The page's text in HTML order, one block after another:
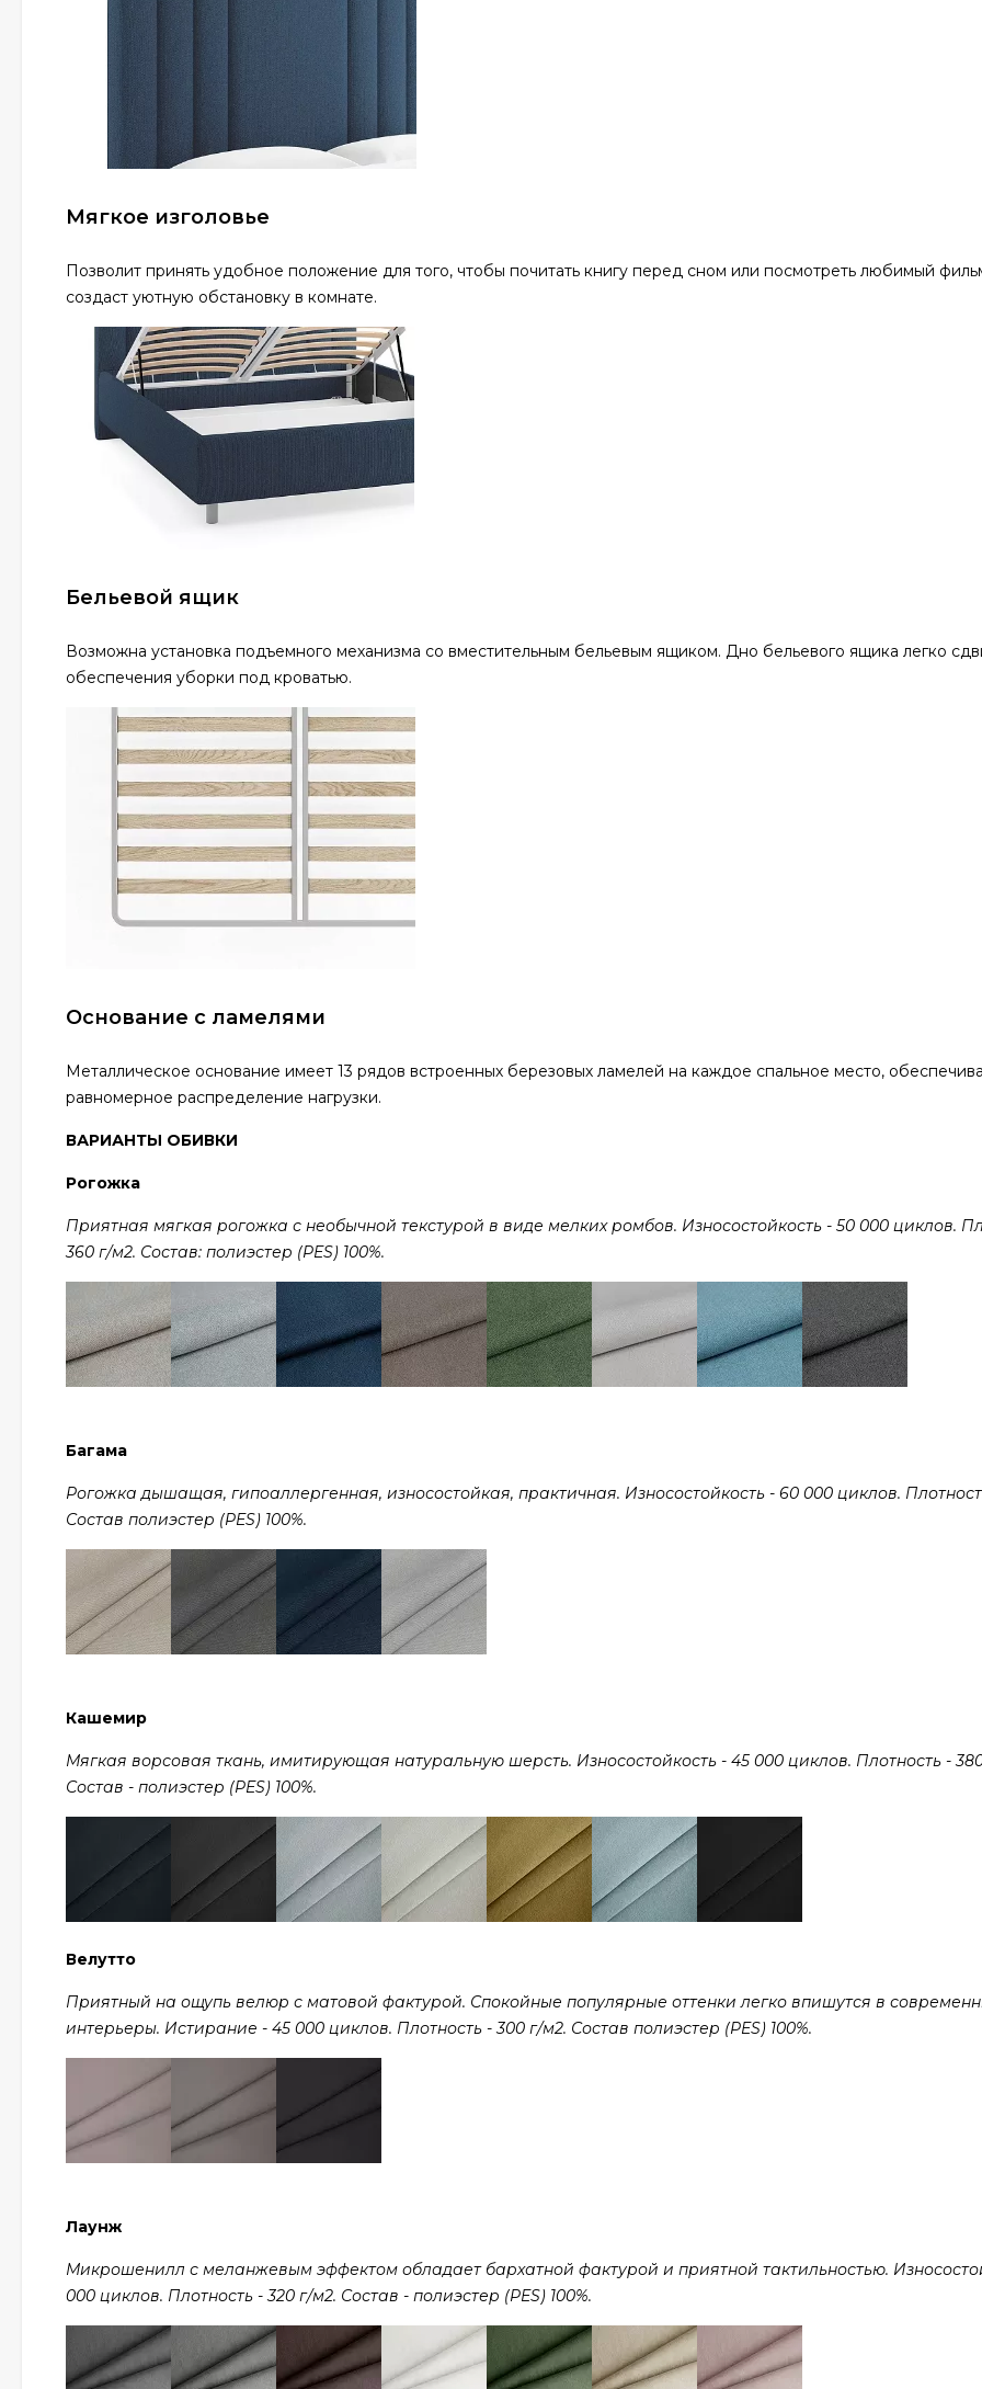
Мягкое изголовье
Позволит принять удобное положение для того, чтобы почитать книгу перед сном или посмотреть любимый
создаст уютную обстановку в комнате.
Бельевой ящик
Возможна установка подъемного механизма со вместительным бельевым ящиком. Дно бельевого ящика легко
обеспечения уборки под кроватью.
Основание с ламелями
Металлическое основание имеет 13 рядов встроенных березовых ламелей на каждое спальное место,
равномерное распределение нагрузки.
ВАРИАНТЫ ОБИВКИ
Рогожка
Приятная мягкая рогожка с необычной текстурой в виде мелких ромбов. Износостойкость - 50 000 циклов.
360 г/м2. Состав: полиэстер (PES) 100%.
Багама
Рогожка дышащая, гипоаллергенная, износостойкая, практичная. Износостойкость - 60 000 циклов.
Состав полиэстер (PES) 100%.
Кашемир
Мягкая ворсовая ткань, имитирующая натуральную шерсть. Износостойкость - 45 000 циклов. Плотность -
Состав - полиэстер (PES) 100%.
Велутто
Приятный на ощупь велюр с матовой фактурой. Спокойные популярные оттенки легко впишутся в
интерьеры. Истирание - 45 000 циклов. Плотность - 300 г/м2. Состав полиэстер (PES) 100%.
Лаунж
Микрошенилл с меланжевым эффектом обладает бархатной фактурой и приятной тактильностью.
000 циклов. Плотность - 320 г/м2. Состав - полиэстер (PES) 100%.